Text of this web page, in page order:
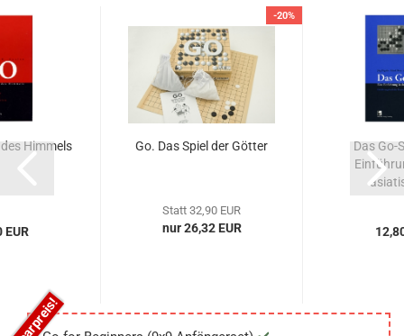
Himmels
EUR
-20%
Go. Das Spiel der Götter
Statt 32,90 EUR
nur 26,32 EUR
Das Go-